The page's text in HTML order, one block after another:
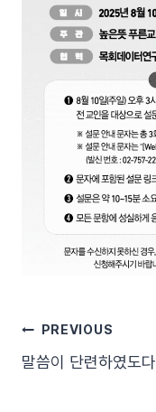
글PREVIOUS
말씀이 단련하였도다